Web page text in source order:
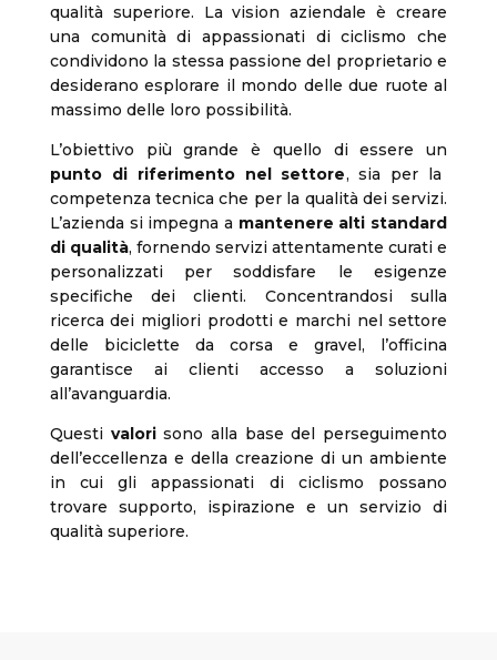
qualità superiore. La vision aziendale è creare
una comunità di appassionati di ciclismo che
condividono la stessa passione del proprietario e
desiderano esplorare il mondo delle due ruote al
massimo delle loro possibilità.
L’obiettivo più grande è quello di essere un
punto di riferimento nel settore, sia per la
competenza tecnica che per la qualità dei servizi.
L’azienda si impegna a mantenere alti standard
di qualità, fornendo servizi attentamente curati e
personalizzati per soddisfare le esigenze
specifiche dei clienti. Concentrandosi sulla
ricerca dei migliori prodotti e marchi nel settore
delle biciclette da corsa e gravel, l’officina
garantisce ai clienti accesso a soluzioni
all’avanguardia.
Questi valorisono alla base del perseguimento
dell’eccellenza e della creazione di un ambiente
in cui gli appassionati di ciclismo possano
trovare supporto, ispirazione e un servizio di
qualità superiore.